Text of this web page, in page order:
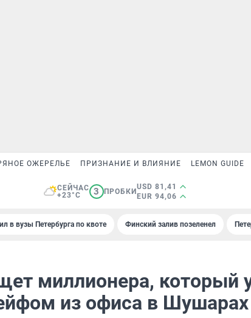
ОЖЕРЕЛЬЕ ПРИЗНАНИЕ И ВЛИЯНИЕ LEMON GUIDE
СЕЙЧАС
+23°C
3 ПРОБКИ
USD 81,41
EUR 94,06
в вузы Петербурга по квоте Финский залив позеленел
миллионера, который
из офиса в Шушарах